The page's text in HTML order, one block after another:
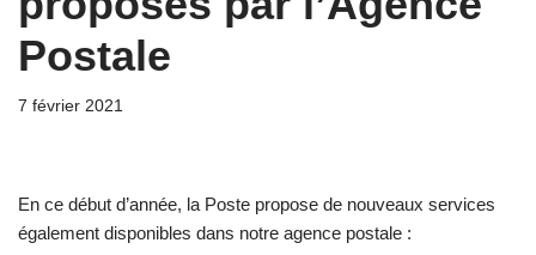
Postale
7 février 2021
En ce début d’année, la Poste propose de nouveaux services
également disponibles dans notre agence postale :